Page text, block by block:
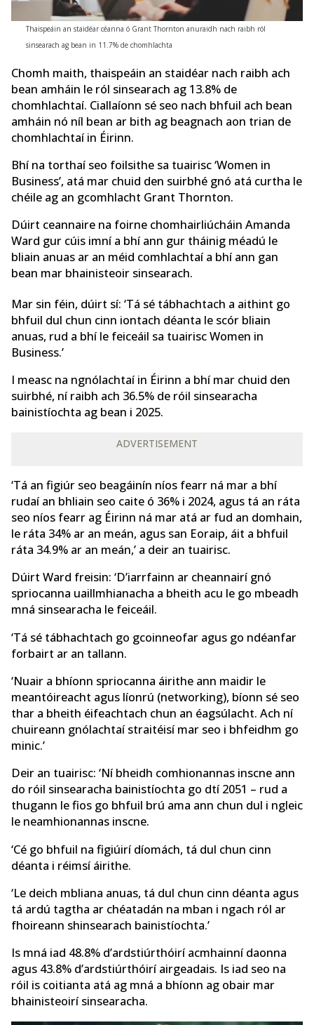
Thaispeáin an staidéar céanna ó Grant Thornton anuraidh nach raibh ról
sinsearach ag bean in 11.7% de chomhlachta
Chomh maith, thaispeáin an staidéar nach raibh ach
bean amháin le ról sinsearach ag 13.8% de
chomhlachtaí. Ciallaíonn sé seo nach bhfuil ach bean
amháin nó níl bean ar bith ag beagnach aon trian de
chomhlachtaí in Éirinn.
Bhí na torthaí seo foilsithe sa tuairisc ‘Women in
Business’, atá mar chuid den suirbhé gnó atá curtha le
chéile ag an gcomhlacht Grant Thornton.
Dúirt ceannaire na foirne chomhairliúcháin Amanda
Ward gur cúis imní a bhí ann gur tháinig méadú le
bliain anuas ar an méid comhlachtaí a bhí ann gan
bean mar bhainisteoir sinsearach.
Mar sin féin, dúirt sí: ‘Tá sé tábhachtach a aithint go
bhfuil dul chun cinn iontach déanta le scór bliain
anuas, rud a bhí le feiceáil sa tuairisc Women in
Business.’
I measc na ngnólachtaí in Éirinn a bhí mar chuid den
suirbhé, ní raibh ach 36.5% de róil sinsearacha
bainistíochta ag bean i 2025.
ADVERTISEMENT
‘Tá an figiúr seo beagáinín níos fearr ná mar a bhí
rudaí an bhliain seo caite ó 36% i 2024, agus tá an ráta
seo níos fearr ag Éirinn ná mar atá ar fud an domhain,
le ráta 34% ar an meán, agus san Eoraip, áit a bhfuil
ráta 34.9% ar an meán,’ a deir an tuairisc.
Dúirt Ward freisin: ‘D’iarrfainn ar cheannairí gnó
spriocanna uaillmhianacha a bheith acu le go mbeadh
mná sinsearacha le feiceáil.
‘Tá sé tábhachtach go gcoinneofar agus go ndéanfar
forbairt ar an tallann.
‘Nuair a bhíonn spriocanna áirithe ann maidir le
meantóireacht agus líonrú (networking), bíonn sé seo
thar a bheith éifeachtach chun an éagsúlacht. Ach ní
chuireann gnólachtaí straitéisí mar seo i bhfeidhm go
minic.’
Deir an tuairisc: ‘Ní bheidh comhionannas inscne ann
do róil sinsearacha bainistíochta go dtí 2051 – rud a
thugann le fios go bhfuil brú ama ann chun dul i ngleic
le neamhionannas inscne.
‘Cé go bhfuil na figiúirí díomách, tá dul chun cinn
déanta i réimsí áirithe.
‘Le deich mbliana anuas, tá dul chun cinn déanta agus
tá ardú tagtha ar chéatadán na mban i ngach ról ar
fhoireann shinsearach bainistíochta.’
Is mná iad 48.8% d’ardstiúrthóirí acmhainní daonna
agus 43.8% d’ardstiúrthóirí airgeadais. Is iad seo na
róil is coitianta atá ag mná a bhíonn ag obair mar
bhainisteoirí sinsearacha.